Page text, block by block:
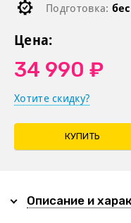
Подготовка:
Цена:
34 990 ₽
Хотите скидку?
КУПИТЬ
Описание и